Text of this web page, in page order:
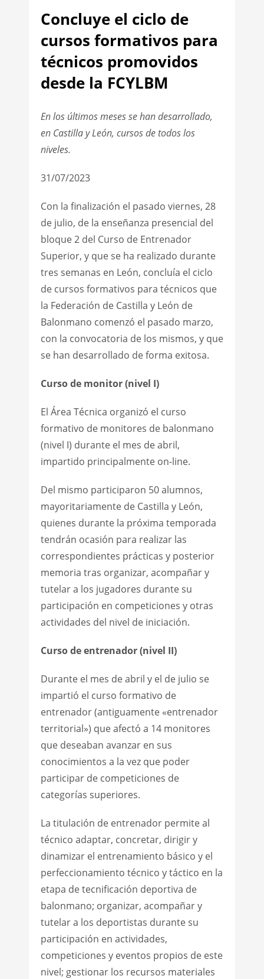
Concluye el ciclo de
cursos formativos para
técnicos promovidos
desde la FCYLBM
En los últimos meses se han desarrollado,
en Castilla y León, cursos de todos los
niveles.
31/07/2023
Con la finalización el pasado viernes, 28
de julio, de la enseñanza presencial del
bloque 2 del Curso de Entrenador
Superior, y que se ha realizado durante
tres semanas en León, concluía el ciclo
de cursos formativos para técnicos que
la Federación de Castilla y León de
Balonmano comenzó el pasado marzo,
con la convocatoria de los mismos, y que
se han desarrollado de forma exitosa.
Curso de monitor (nivel I)
El Área Técnica organizó el curso
formativo de monitores de balonmano
(nivel I) durante el mes de abril,
impartido principalmente on-line.
Del mismo participaron 50 alumnos,
mayoritariamente de Castilla y León,
quienes durante la próxima temporada
tendrán ocasión para realizar las
correspondientes prácticas y posterior
memoria tras organizar, acompañar y
tutelar a los jugadores durante su
participación en competiciones y otras
actividades del nivel de iniciación.
Curso de entrenador (nivel II)
Durante el mes de abril y el de julio se
impartió el curso formativo de
entrenador (antiguamente «entrenador
territorial») que afectó a 14 monitores
que deseaban avanzar en sus
conocimientos a la vez que poder
participar de competiciones de
categorías superiores.
La titulación de entrenador permite al
técnico adaptar, concretar, dirigir y
dinamizar el entrenamiento básico y el
perfeccionamiento técnico y táctico en la
etapa de tecnificación deportiva de
balonmano; organizar, acompañar y
tutelar a los deportistas durante su
participación en actividades,
competiciones y eventos propios de este
nivel; gestionar los recursos materiales